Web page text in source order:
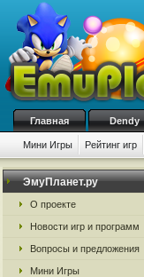
Главная Dendy
Мини Игры Рейтинг игр
ЭмуПланет.ру
О проекте
Новости игр и программ
Вопросы и предложения
Мини Игры